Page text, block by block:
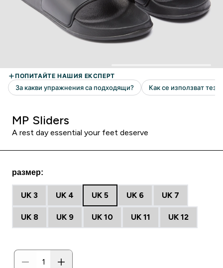
MP Sliders
A rest day essential your feet deserve
размер:
UK 3 UK 4 UK 5 UK 6 UK 7
UK 8 UK 9 UK 10 UK 11 UK 12